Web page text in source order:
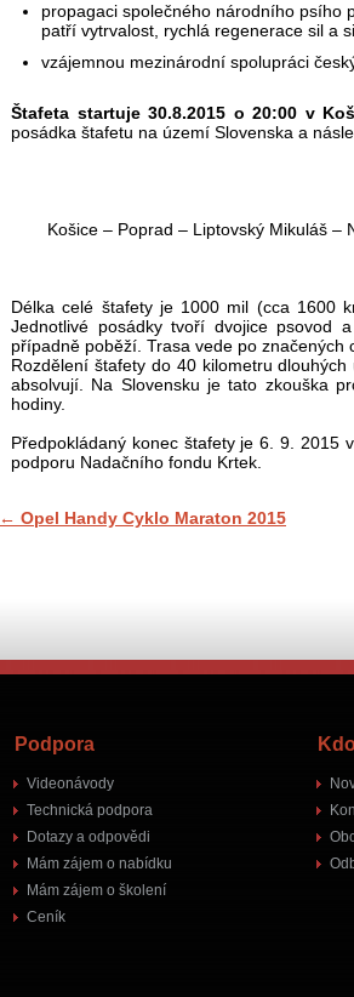
propagaci společného národního psího
patří vytrvalost, rychlá regenerace sil a
vzájemnou mezinárodní spolupráci
Štafeta startuje 30.8.2015 o 20:00 v
posádka štafetu na území Slovenska a
Košice – Poprad – Liptovský Mikuláš
Délka celé štafety je 1000 mil (cca 1600
Jednotlivé posádky tvoří dvojice psovod
případně poběží. Trasa vede po značených
Rozdělení štafety do 40 kilometru
absolvují. Na Slovensku je tato zkouška
hodiny.
Předpokládaný konec štafety je 6. 9. 2015
podporu Nadačního fondu Krtek.
← Opel Handy Cyklo Maraton 2015
Podpora
Videonávody
Technická podpora
Dotazy a odpovědi
Mám zájem o nabídku
Mám zájem o školení
Ceník